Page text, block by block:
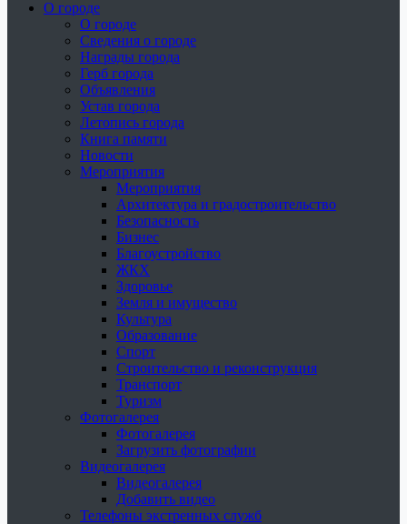
О городе
О городе
Сведения о городе
Награды города
Герб города
Объявления
Устав города
Летопись города
Книга памяти
Новости
Мероприятия
Мероприятия
Архитектура и градостроительство
Безопасность
Бизнес
Благоустройство
ЖКХ
Здоровье
Земля и имущество
Культура
Образование
Спорт
Строительство и реконструкция
Транспорт
Туризм
Фотогалерея
Фотогалерея
Загрузить фотографии
Видеогалерея
Видеогалерея
Добавить видео
Телефоны экстренных служб